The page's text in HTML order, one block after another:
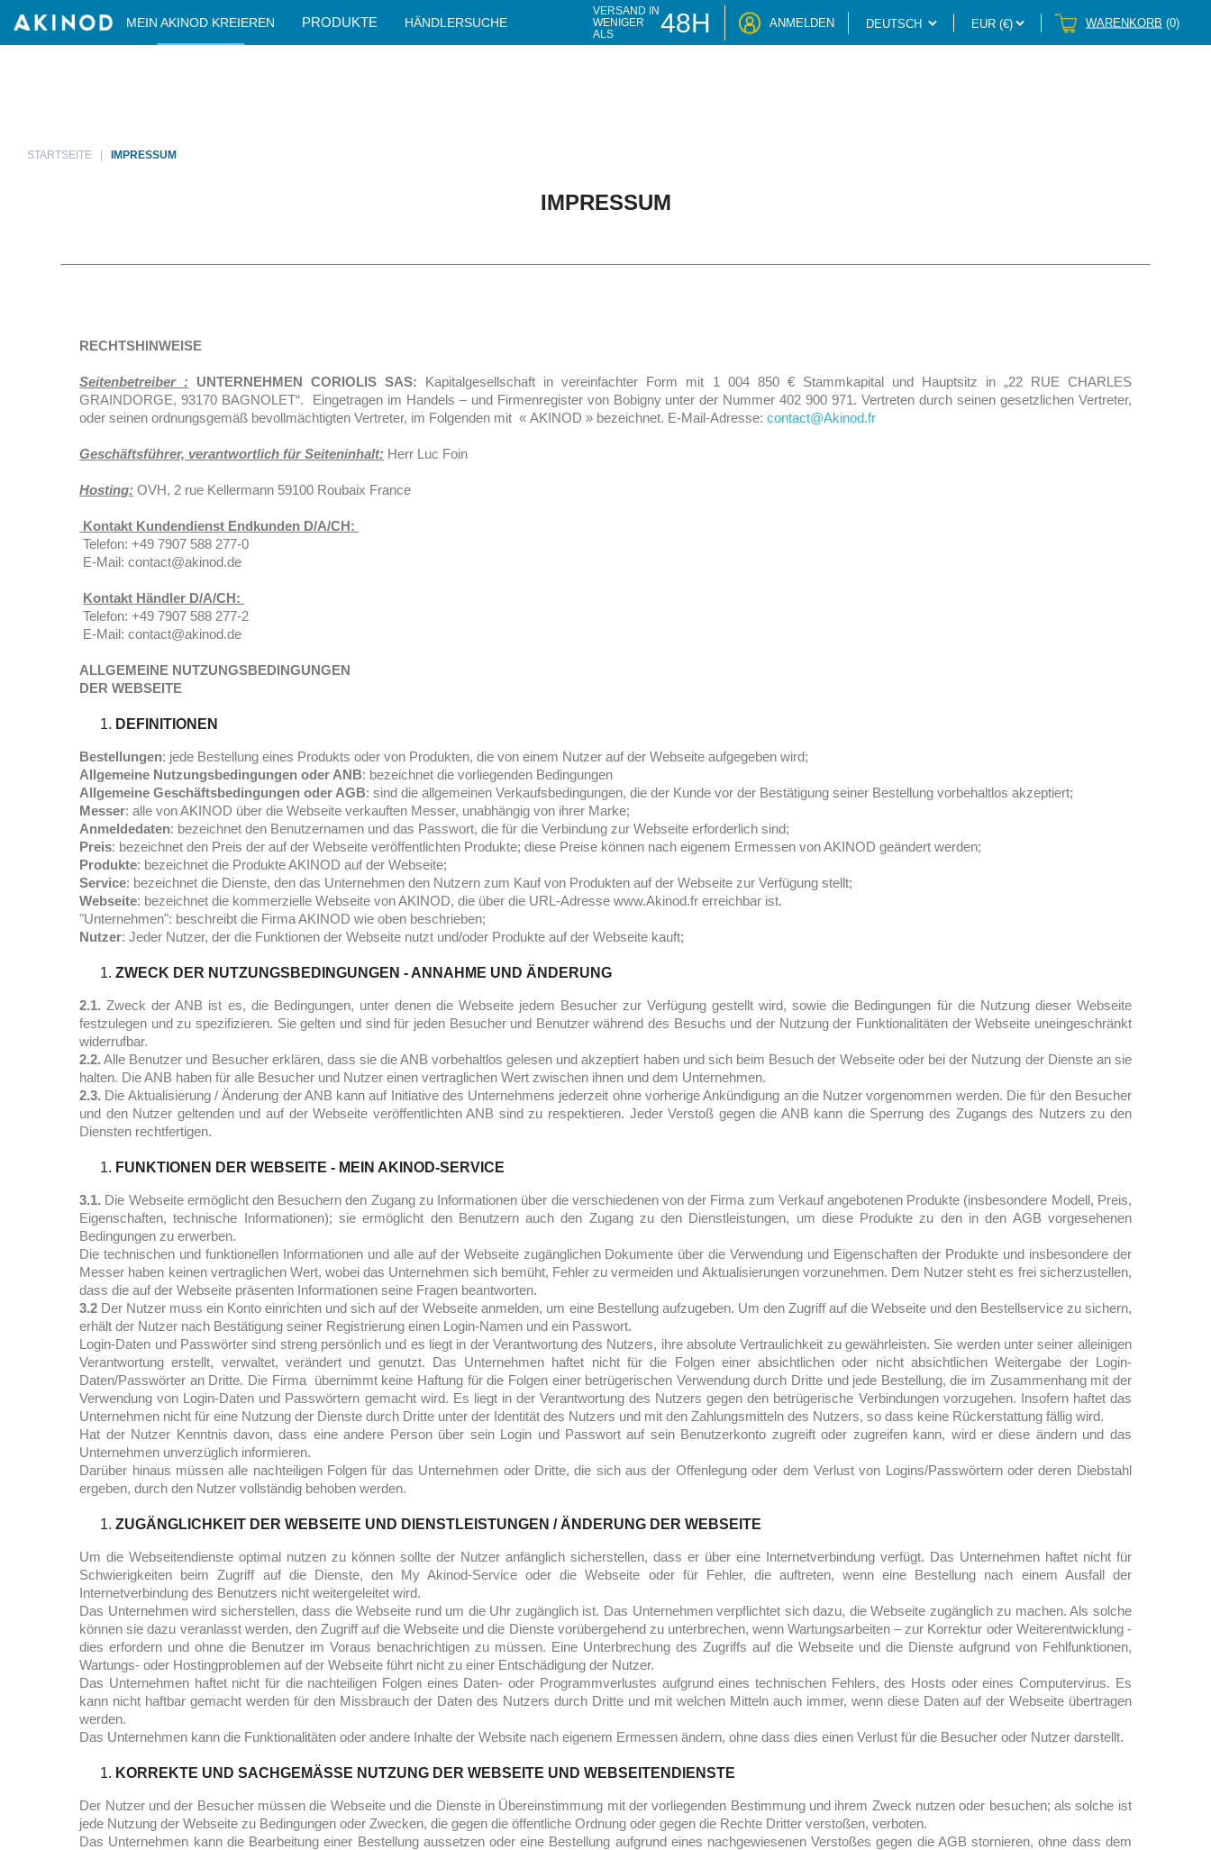
MEIN AKINOD KREIEREN PRODUKTE HÄNDLERSUCHE
VERSAND IN
WENIGER
ALS
48H ANMELDEN WARENKORB (0)
TRANSPORTETUI
TRANSPORTETUI
STARTSEITE IMPRESSUM
IMPRESSUM
RECHTSHINWEISE
Seitenbetreiber : UNTERNEHMEN CORIOLIS SAS: Kapitalgesellschaft in vereinfachter Form mit 1 004 850 € Stammkapital und Hauptsitz in „22 RUE CHARLES
GRAINDORGE, 93170 BAGNOLET“. Eingetragen im Handels – und Firmenregister von Bobigny unter der Nummer 402 900 971. Vertreten durch seinen gesetzlichen Vertreter,
oder seinen ordnungsgemäß bevollmächtigten Vertreter, im Folgenden mit « AKINOD » bezeichnet. E-Mail-Adresse:contact@Akinod.fr
Geschäftsführer, verantwortlich für Seiteninhalt: Herr Luc Foin
Hosting: OVH, 2 rue Kellermann 59100 Roubaix France
Kontakt Kundendienst Endkunden D/A/CH:
Telefon: +49 7907 588 277-0
E-Mail: contact@akinod.de
Kontakt Händler D/A/CH:
Telefon: +49 7907 588 277-2
E-Mail: contact@akinod.de
ALLGEMEINE NUTZUNGSBEDINGUNGEN
DER WEBSEITE
DEFINITIONEN
Bestellungen: jede Bestellung eines Produkts oder von Produkten, die von einem Nutzer auf der Webseite aufgegeben wird;
Allgemeine Nutzungsbedingungen oder ANB: bezeichnet die vorliegenden Bedingungen
Allgemeine Geschäftsbedingungen oder AGB: sind die allgemeinen Verkaufsbedingungen, die der Kunde vor der Bestätigung seiner Bestellung vorbehaltlos akzeptiert;
Messer: alle von AKINOD über die Webseite verkauften Messer, unabhängig von ihrer Marke;
Anmeldedaten: bezeichnet den Benutzernamen und das Passwort, die für die Verbindung zur Webseite erforderlich sind;
Preis: bezeichnet den Preis der auf der Webseite veröffentlichten Produkte; diese Preise können nach eigenem Ermessen von AKINOD geändert werden;
Produkte: bezeichnet die Produkte AKINOD auf der Webseite;
Service: bezeichnet die Dienste, den das Unternehmen den Nutzern zum Kauf von Produkten auf der Webseite zur Verfügung stellt;
Webseite: bezeichnet die kommerzielle Webseite von AKINOD, die über die URL-Adresse www.Akinod.fr erreichbar ist.
"Unternehmen": beschreibt die Firma AKINOD wie oben beschrieben;
Nutzer: Jeder Nutzer, der die Funktionen der Webseite nutzt und/oder Produkte auf der Webseite kauft;
ZWECK DER NUTZUNGSBEDINGUNGEN - ANNAHME UND ÄNDERUNG
2.1. Zweck der ANB ist es, die Bedingungen, unter denen die Webseite jedem Besucher zur Verfügung gestellt wird, sowie die Bedingungen für die Nutzung dieser Webseite
festzulegen und zu spezifizieren. Sie gelten und sind für jeden Besucher und Benutzer während des Besuchs und der Nutzung der Funktionalitäten der Webseite uneingeschränkt
widerrufbar.
2.2. Alle Benutzer und Besucher erklären, dass sie die ANB vorbehaltlos gelesen und akzeptiert haben und sich beim Besuch der Webseite oder bei der Nutzung der Dienste an sie
halten. Die ANB haben für alle Besucher und Nutzer einen vertraglichen Wert zwischen ihnen und dem Unternehmen.
2.3. Die Aktualisierung / Änderung der ANB kann auf Initiative des Unternehmens jederzeit ohne vorherige Ankündigung an die Nutzer vorgenommen werden. Die für den Besucher
und den Nutzer geltenden und auf der Webseite veröffentlichten ANB sind zu respektieren. Jeder Verstoß gegen die ANB kann die Sperrung des Zugangs des Nutzers zu den
Diensten rechtfertigen.
FUNKTIONEN DER WEBSEITE - MEIN AKINOD-SERVICE
3.1. Die Webseite ermöglicht den Besuchern den Zugang zu Informationen über die verschiedenen von der Firma zum Verkauf angebotenen Produkte (insbesondere Modell, Preis,
Eigenschaften, technische Informationen); sie ermöglicht den Benutzern auch den Zugang zu den Dienstleistungen, um diese Produkte zu den in den AGB vorgesehenen
Bedingungen zu erwerben.
Die technischen und funktionellen Informationen und alle auf der Webseite zugänglichen Dokumente über die Verwendung und Eigenschaften der Produkte und insbesondere der
Messer haben keinen vertraglichen Wert, wobei das Unternehmen sich bemüht, Fehler zu vermeiden und Aktualisierungen vorzunehmen. Dem Nutzer steht es frei sicherzustellen,
dass die auf der Webseite präsenten Informationen seine Fragen beantworten.
3.2 Der Nutzer muss ein Konto einrichten und sich auf der Webseite anmelden, um eine Bestellung aufzugeben. Um den Zugriff auf die Webseite und den Bestellservice zu sichern,
erhält der Nutzer nach Bestätigung seiner Registrierung einen Login-Namen und ein Passwort.
Login-Daten und Passwörter sind streng persönlich und es liegt in der Verantwortung des Nutzers, ihre absolute Vertraulichkeit zu gewährleisten. Sie werden unter seiner alleinigen
Verantwortung erstellt, verwaltet, verändert und genutzt. Das Unternehmen haftet nicht für die Folgen einer absichtlichen oder nicht absichtlichen Weitergabe der Login-
Daten/Passwörter an Dritte. Die Firma übernimmt keine Haftung für die Folgen einer betrügerischen Verwendung durch Dritte und jede Bestellung, die im Zusammenhang mit der
Verwendung von Login-Daten und Passwörtern gemacht wird. Es liegt in der Verantwortung des Nutzers gegen den betrügerische Verbindungen vorzugehen. Insofern haftet das
Unternehmen nicht für eine Nutzung der Dienste durch Dritte unter der Identität des Nutzers und mit den Zahlungsmitteln des Nutzers, so dass keine Rückerstattung fällig wird.
Hat der Nutzer Kenntnis davon, dass eine andere Person über sein Login und Passwort auf sein Benutzerkonto zugreift oder zugreifen kann, wird er diese ändern und das
Unternehmen unverzüglich informieren.
Darüber hinaus müssen alle nachteiligen Folgen für das Unternehmen oder Dritte, die sich aus der Offenlegung oder dem Verlust von Logins/Passwörtern oder deren Diebstahl
ergeben, durch den Nutzer vollständig behoben werden.
ZUGÄNGLICHKEIT DER WEBSEITE UND DIENSTLEISTUNGEN / ÄNDERUNG DER WEBSEITE
Um die Webseitendienste optimal nutzen zu können sollte der Nutzer anfänglich sicherstellen, dass er über eine Internetverbindung verfügt. Das Unternehmen haftet nicht für
Schwierigkeiten beim Zugriff auf die Dienste, den My Akinod-Service oder die Webseite oder für Fehler, die auftreten, wenn eine Bestellung nach einem Ausfall der
Internetverbindung des Benutzers nicht weitergeleitet wird.
Das Unternehmen wird sicherstellen, dass die Webseite rund um die Uhr zugänglich ist. Das Unternehmen verpflichtet sich dazu, die Webseite zugänglich zu machen. Als solche
können sie dazu veranlasst werden, den Zugriff auf die Webseite und die Dienste vorübergehend zu unterbrechen, wenn Wartungsarbeiten – zur Korrektur oder Weiterentwicklung -
dies erfordern und ohne die Benutzer im Voraus benachrichtigen zu müssen. Eine Unterbrechung des Zugriffs auf die Webseite und die Dienste aufgrund von Fehlfunktionen,
Wartungs- oder Hostingproblemen auf der Webseite führt nicht zu einer Entschädigung der Nutzer.
Das Unternehmen haftet nicht für die nachteiligen Folgen eines Daten- oder Programmverlustes aufgrund eines technischen Fehlers, des Hosts oder eines Computervirus. Es
kann nicht haftbar gemacht werden für den Missbrauch der Daten des Nutzers durch Dritte und mit welchen Mitteln auch immer, wenn diese Daten auf der Webseite übertragen
werden.
Das Unternehmen kann die Funktionalitäten oder andere Inhalte der Website nach eigenem Ermessen ändern, ohne dass dies einen Verlust für die Besucher oder Nutzer darstellt.
KORREKTE UND SACHGEMÄSSE NUTZUNG DER WEBSEITE UND WEBSEITENDIENSTE
Der Nutzer und der Besucher müssen die Webseite und die Dienste in Übereinstimmung mit der vorliegenden Bestimmung und ihrem Zweck nutzen oder besuchen; als solche ist
jede Nutzung der Webseite zu Bedingungen oder Zwecken, die gegen die öffentliche Ordnung oder gegen die Rechte Dritter verstoßen, verboten.
Das Unternehmen kann die Bearbeitung einer Bestellung aussetzen oder eine Bestellung aufgrund eines nachgewiesenen Verstoßes gegen die AGB stornieren, ohne dass dem